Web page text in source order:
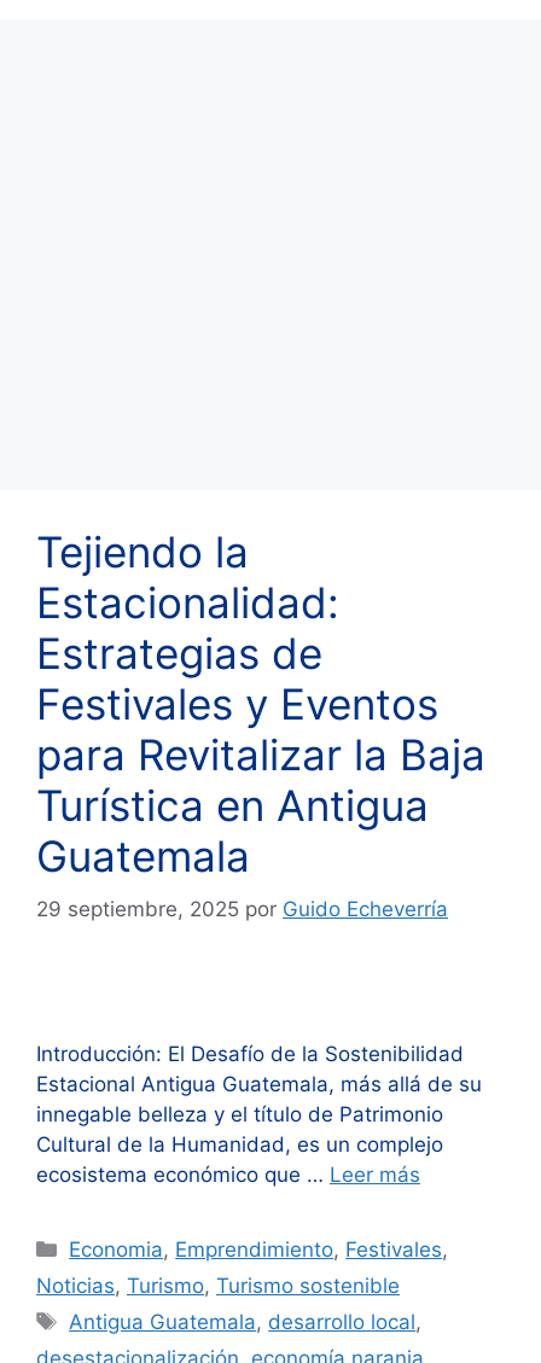
Tejiendo la
Estacionalidad:
Estrategias de
Festivales y Eventos
para Revitalizar la Baja
Turística en Antigua
Guatemala
29 septiembre, 2025 por Guido Echeverría
Introducción: El Desafío de la Sostenibilidad
Estacional Antigua Guatemala, más allá de su
innegable belleza y el título de Patrimonio
Cultural de la Humanidad, es un complejo
ecosistema económico que … Leer más
Categorías
Economia, Emprendimiento, Festivales,
Noticias, Turismo, Turismo sostenible
Etiquetas
Antigua Guatemala, desarrollo local,